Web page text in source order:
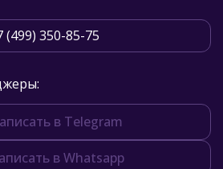
(499) 350-85-75
в Telegram
в Whatsapp